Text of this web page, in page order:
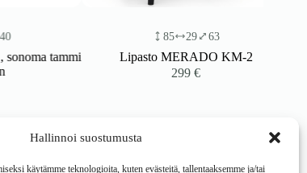
Hallinnoi suostumusta
käytämme teknologioita, kuten evästeitä, tallentaaksemme ja/tai
tammi
29 63
Lipasto MERADO KM-2
€